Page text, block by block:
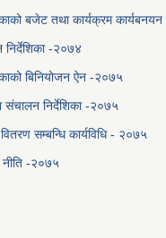
बजेट तथा कार्यक्रम कार्यबनयन
-२०७४
बिनियोजन ऐन -२०७५
संचालन निर्देशिका -२०७५
सम्बन्धि कार्यविधि - २०७५
नीति -२०७५